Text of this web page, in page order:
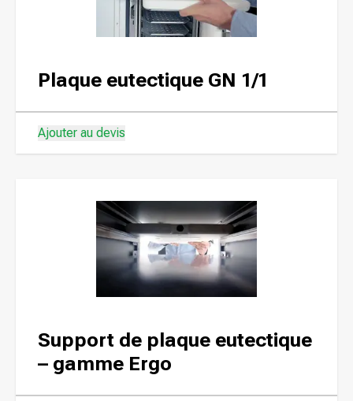
Plaque eutectique GN 1/1
Ajouter au devis
Support de plaque eutectique
– gamme Ergo